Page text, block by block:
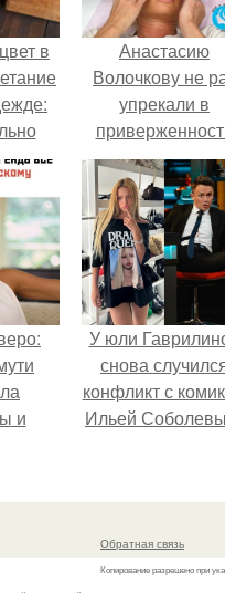
в
Анастасию
Волочкову не
упрекали в
устаревшим
процедурам.
и
У юли
снова
конфликт с
Ильей
Обратная связь
Копирование разрешено при